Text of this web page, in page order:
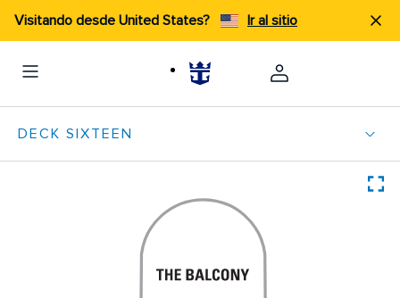
Visitando desde United States? Ir al sitio